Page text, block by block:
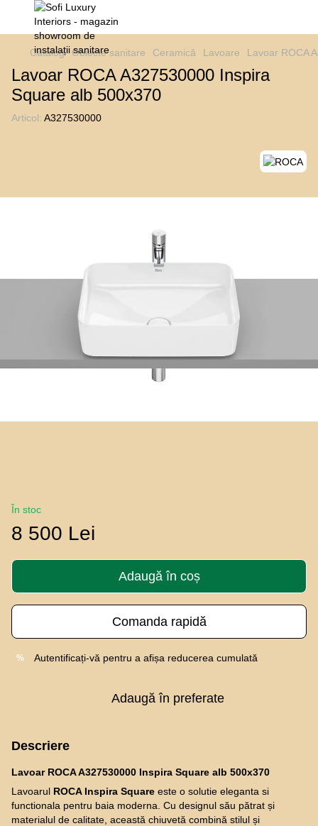
Catalog Obiecte sanitare Ceramică Lavoare Lavoar ROCA
Lavoar ROCA A327530000 Inspira
Square alb 500x370
Articol: A327530000
În stoc
8 500 Lei
Adaugă în coș
Comanda rapidă
% Autentificați-vă pentru a afișa reducerea cumulată
Adaugă în preferate
Descriere
Lavoar ROCA A327530000 Inspira Square alb 500x370
Lavoarul ROCA Inspira Square este o solutie eleganta si
functionala pentru baia moderna. Cu designul său pătrat și
materialul de calitate, această chiuvetă combină stilul și